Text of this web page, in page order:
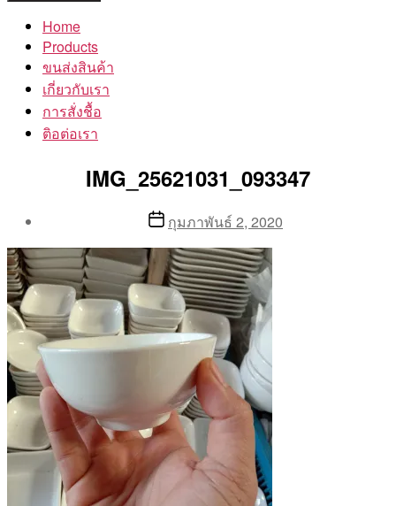
Home
Products
ขนส่งสินค้า
เกี่ยวกับเรา
การสั่งชื้อ
ติอต่อเรา
IMG_25621031_093347
By
Aea
Postกุมภาพันธ์ 2, 2020